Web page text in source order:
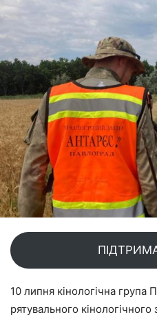
10 липня кінологічна група
рятувального